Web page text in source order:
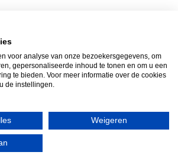
rekenen!
voor analyse van onze bezoekersgegevens, om
gepersonaliseerde inhoud te tonen en om u een
te bieden. Voor meer informatie over de cookies
de instellingen.
Weigeren